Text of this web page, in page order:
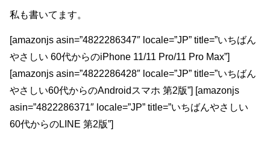
私も書いてます。
[amazonjs asin=”4822286347″ locale=”JP” title=”いちばん
やさしい 60代からのiPhone 11/11 Pro/11 Pro Max”]
[amazonjs asin=”4822286428″ locale=”JP” title=”いちばん
やさしい60代からのAndroidスマホ 第2版”] [amazonjs
asin=”4822286371″ locale=”JP” title=”いちばんやさしい
60代からのLINE 第2版”]